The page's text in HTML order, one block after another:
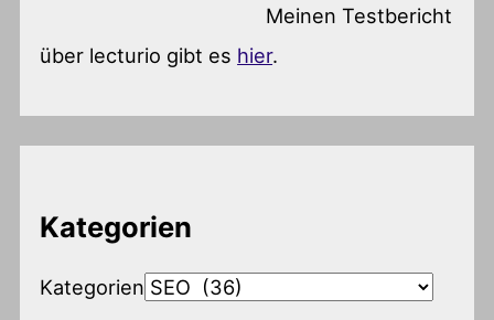
Meinen Testbericht
über lecturio gibt es hier.
Kategorien
Kategorien